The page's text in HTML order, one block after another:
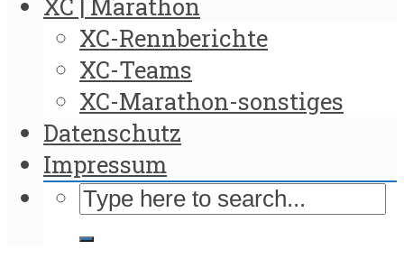
XC-Rennberichte
XC-Teams
XC-Marathon-sonstiges
Datenschutz
Impressum